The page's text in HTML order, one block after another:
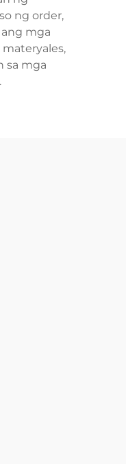
ng order,
mga
sa mga